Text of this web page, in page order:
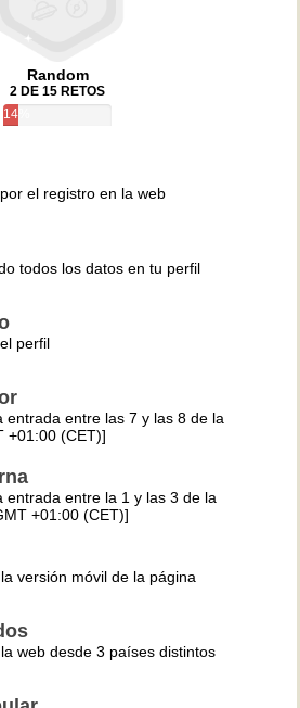
Random
2 DE 15 RETOS
14%
el registro en la web
todos los datos en tu perfil
perfil
entrada entre las 7 y las 8 de la
+01:00 (CET)]
entrada entre la 1 y las 3 de la
+01:00 (CET)]
versión móvil de la página
web desde 3 países distintos